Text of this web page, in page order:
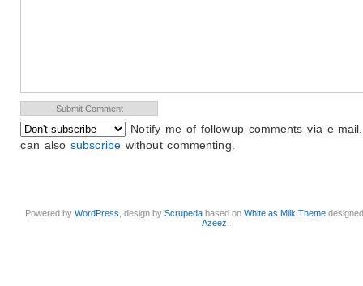
Notify me of followup comments via e-
can also subscribe without commenting.
Powered byWordPress , design byScrupeda based onWhite as Milk Theme
Azeez